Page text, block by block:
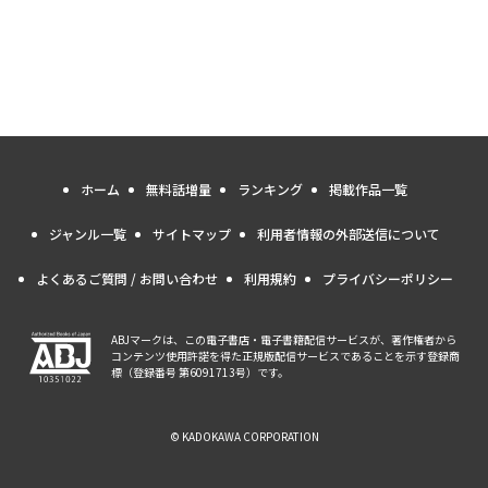
ホーム 無料話増量 ランキング 掲載作品一覧
ジャンル一覧 サイトマップ 利用者情報の外部送信について
よくあるご質問 / お問い合わせ 利用規約 プライバシーポリシー
ABJマークは、この電子書店・電子書籍配信サービスが、著作権者から
コンテンツ使用許諾を得た正規版配信サービスであることを示す登録商
標（登録番号 第6091713号）です。
© KADOKAWA CORPORATION